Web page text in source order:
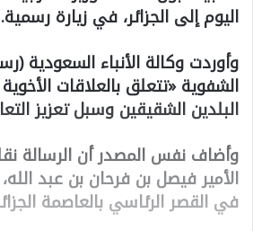
اليوم إلى الجزائر، في زيارة رسمية.
وأوردت وكالة الأنباء السعودية
الشفوية «تتعلق بالعلاقات الأخوية
البلدين الشقيقين وسبل تعزيز
وأضاف نفس المصدر أن الرسالة
الأمير فيصل بن فرحان بن عبد
في القصر الرئاسي بالعاصمة